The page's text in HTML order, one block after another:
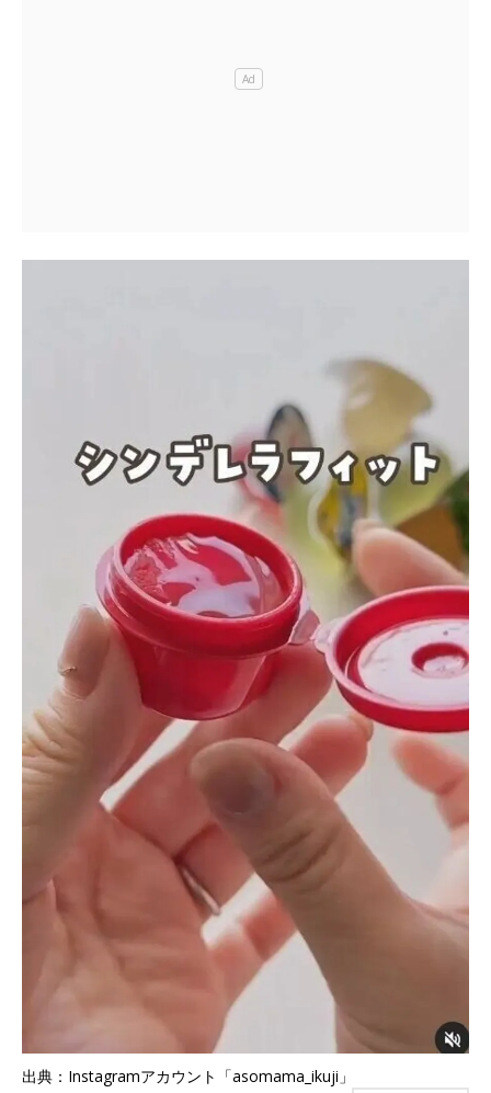
出典：Instagramアカウント「asomama_ikuji」